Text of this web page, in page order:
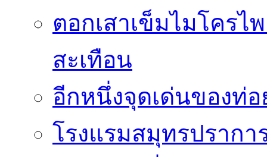
ตอกเสาเข็มไมโคร
สะเทือน
อีกหนึ่งจุดเด่นของท่
โรงแรมสมุทรปราก